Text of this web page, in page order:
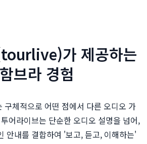
가 제공하는
브라 경험
구체적으로 어떤 점에서 다른 오디오 가
어라이브는 단순한 오디오 설명을 넘어,
안내를 결합하여 '보고, 듣고, 이해하는'